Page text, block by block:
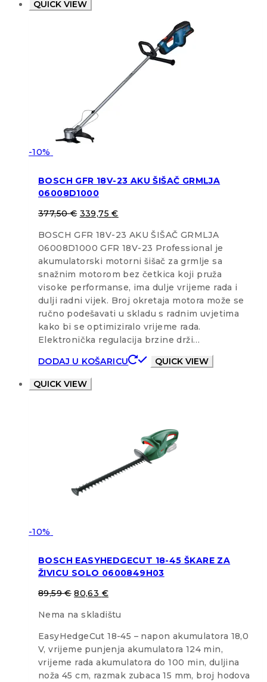
QUICK VIEW
-10%
BOSCH GFR 18V-23 AKU ŠIŠAČ GRMLJA
06008D1000
377,50€ 339,75€
BOSCH GFR 18V-23 AKU ŠIŠAČ GRMLJA
06008D1000 GFR 18V-23 Professional je
akumulatorski motorni šišač za grmlje sa
snažnim motorom bez četkica koji pruža
visoke performanse, ima dulje vrijeme rada i
dulji radni vijek. Broj okretaja motora može se
ručno podešavati u skladu s radnim uvjetima
kako bi se optimiziralo vrijeme rada.
Elektronička regulacija brzine drži…
DODAJ U KOŠARICU
QUICK VIEW
QUICK VIEW
-10%
BOSCH EASYHEDGECUT 18-45 ŠKARE ZA
ŽIVICU SOLO 0600849H03
89,59€ 80,63 €
Nema na skladištu
EasyHedgeCut 18-45 – napon akumulatora 18,0
V, vrijeme punjenja akumulatora 124 min,
vrijeme rada akumulatora do 100 min, duljina
noža 45 cm, razmak zubaca 15 mm, broj hodova